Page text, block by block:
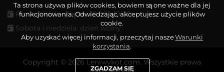
Poniedziałek - piątek: 10:00 - 19:00
Sobota i niedziela: dzień wolny
Copyright © 2026 Leniwykot.com. Wszystkie prawa
Ta strona używa plików cookies, bowiem są one ważne dla jej
funkcjonowania. Odwiedzając, akceptujesz użycie plików
cookie.
Aby uzyskać więcej informacji, przeczytaj naszeWarunki
korzystania.
ZGADZAM SIĘ